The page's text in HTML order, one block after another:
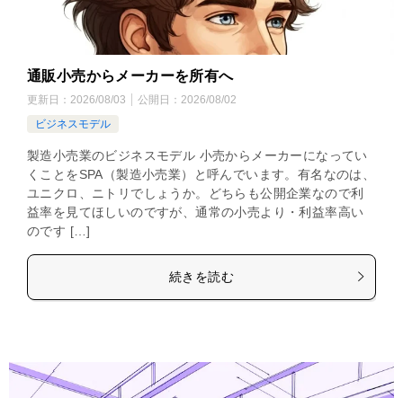
通販小売からメーカーを所有へ
更新日： 2026/08/03 公開日： 2026/08/02
ビジネスモデル
製造小売業のビジネスモデル 小売からメーカーになってい
くことをSPA（製造小売業）と呼んでいます。有名なのは、
ユニクロ、ニトリでしょうか。どちらも公開企業なので利
益率を見てほしいのですが、通常の小売より・利益率高い
のです […]
続きを読む